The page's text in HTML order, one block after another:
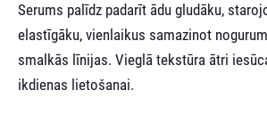
Serums palīdz padarīt ādu gludāku,
elastīgāku, vienlaikus samazinot
smalkās līnijas. Vieglā tekstūra ātri
ikdienas lietošanai.